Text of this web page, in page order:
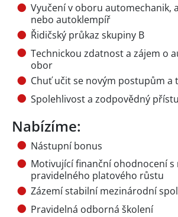
Vyučení v oboru automechanik,
nebo autoklempíř
Řidičský průkaz skupiny B
Technickou zdatnost a zájem o
obor
Chuť učit se novým postupům a
Spolehlivost a zodpovědný
Nabízíme:
Nástupní bonus
Motivující finanční ohodnocení
pravidelného platového růstu
Zázemí stabilní mezinárodní
Pravidelná odborná školení